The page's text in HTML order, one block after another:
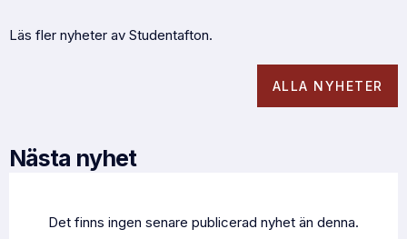
Läs fler nyheter av Studentafton.
ALLA NYHETER
Nästa nyhet
Det finns ingen senare publicerad nyhet än denna.